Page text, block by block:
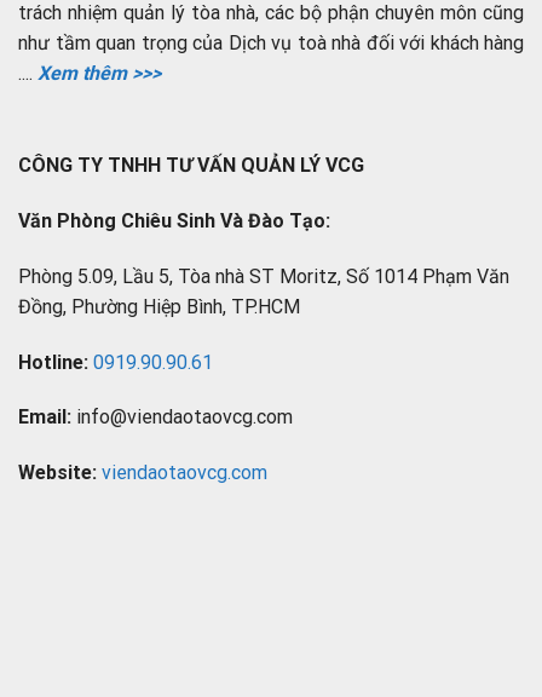
trách nhiệm quản lý tòa nhà, các bộ phận chuyên môn cũng
như tầm quan trọng của Dịch vụ toà nhà đối với khách hàng
.... Xem thêm >>>
CÔNG TY TNHH TƯ VẤN QUẢN LÝ VCG
Văn Phòng Chiêu Sinh Và Đào Tạo:
Phòng 5.09, Lầu 5, Tòa nhà ST Moritz, Số 1014 Phạm Văn
Đồng, Phường Hiệp Bình, TP.HCM
Hotline: 0919.90.90.61
Email: info@viendaotaovcg.com
Website: viendaotaovcg.com